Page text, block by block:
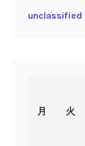
unclassified
月 火